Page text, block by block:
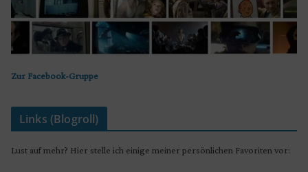
Zur Facebook-Gruppe
Links (Blogroll)
Lust auf mehr? Hier stelle ich einige meiner persönlichen Favoriten vor: